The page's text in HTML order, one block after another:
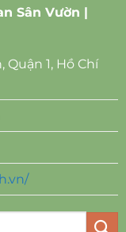
Sân Vườn |
1, Hồ Chí